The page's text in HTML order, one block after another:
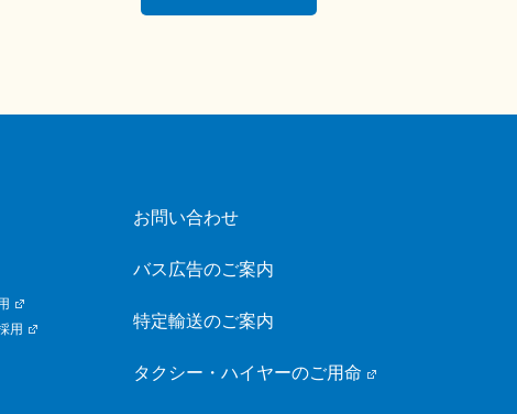
用
お問い合わせ
バス広告のご案内
特定輸送のご案内
タクシー・ハイヤーのご用命